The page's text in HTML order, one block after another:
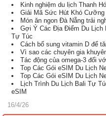
Kinh nghiệm du lịch Thanh
Giải Mã Sức Hút Khó
Món ăn ngon Đà Nẵng trải
Gợi Ý Các Địa Điểm Du Lịch
Tự Túc
Cách bổ sung vitamin D để
Vì sao các chuyên gia
Tác động của omega-3 đối
Top Các Gói eSIM Du Lịch
Top Các Gói eSIM Du Lịch
Lịch Trình Du Lịch Bali Tự
eSIM
16/4/26